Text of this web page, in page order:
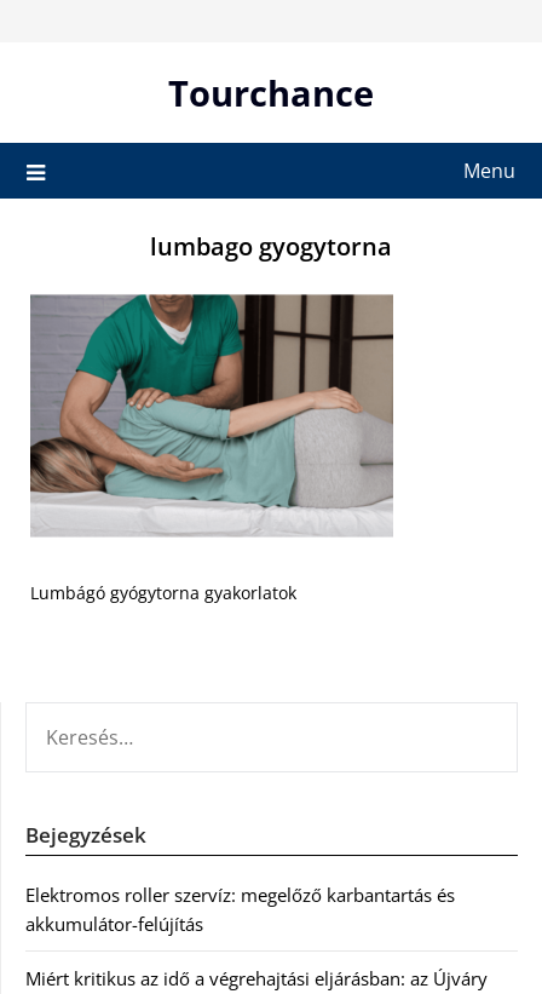
Tourchance
Menu
lumbago gyogytorna
Lumbágó gyógytorna gyakorlatok
Bejegyzések
Elektromos roller szervíz: megelőző karbantartás és
akkumulátor-felújítás
Miért kritikus az idő a végrehajtási eljárásban: az Újváry